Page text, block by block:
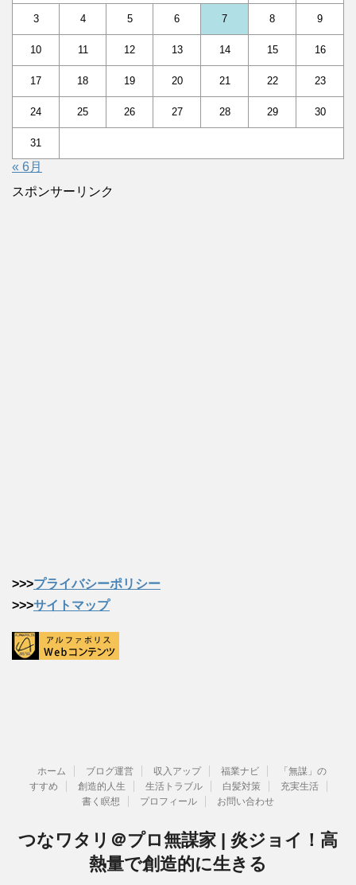
3 4 5 6 7 8 9
10 11 12 13 14 15 16
17 18 19 20 21 22 23
24 25 26 27 28 29 30
31
« 6月
スポンサーリンク
>>>プライバシーポリシー
>>>サイトマップ
ホーム ブログ運営 収入アップ 福業ナビ
「無謀」の
すすめ
創造的人生 生活トラブル 白髪対策
充実生活
書く瞑想
プロフィール お問い合わせ
つなワタリ＠プロ無謀家 | 炎ジョイ！高
熱量で創造的に生きる